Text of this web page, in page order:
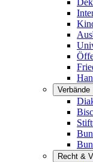
Verbände
Recht &